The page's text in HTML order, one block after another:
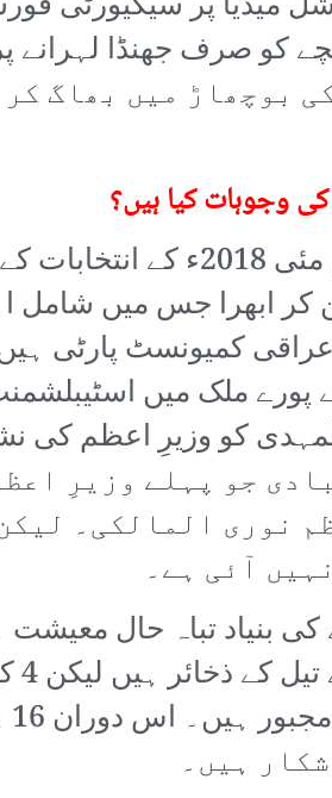
بوچھاڑ میں بھاگ
وجوہات کیا ہیں؟
عراق میں مئی
کر ابھرا جس میں شامل
عراقی کمیونسٹ پارٹی
ملک میں
جو پہلے وزیرِ
نوری المالکی۔
آئی ہے۔
بنیاد تباہ حال معیشت
ہیں۔